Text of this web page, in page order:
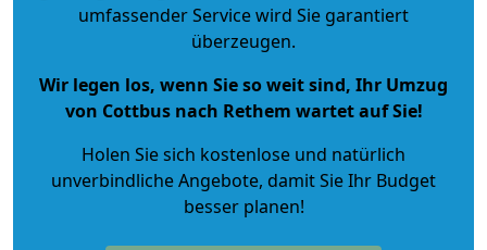
umfassender Service wird Sie garantiert
überzeugen.
Wir legen los, wenn Sie so weit sind, Ihr Umzug
von Cottbus nach Rethem wartet auf Sie!
Holen Sie sich kostenlose und natürlich
unverbindliche Angebote, damit Sie Ihr Budget
besser planen!